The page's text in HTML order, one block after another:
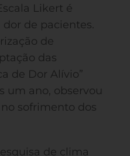
Likert é
de pacientes.
de
das
de Dor Alívio”
um ano, observou
sofrimento dos
de clima